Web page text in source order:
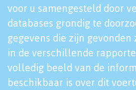
voor u samengesteld door
databases grondig te
gegevens die zijn gevonden
in de verschillende
volledig beeld van de
beschikbaar is over dit